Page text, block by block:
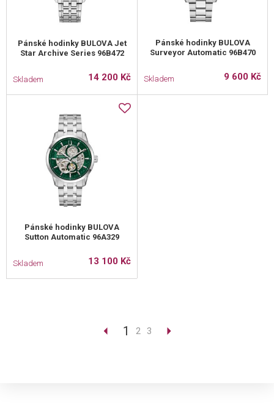
Pánské hodinky BULOVA Jet
Star Archive Series 96B472
Skladem 14 200 Kč
Pánské hodinky BULOVA
Surveyor Automatic 96B470
Skladem 9 600 Kč
Pánské hodinky BULOVA
Sutton Automatic 96A329
Skladem 13 100 Kč
1 2 3